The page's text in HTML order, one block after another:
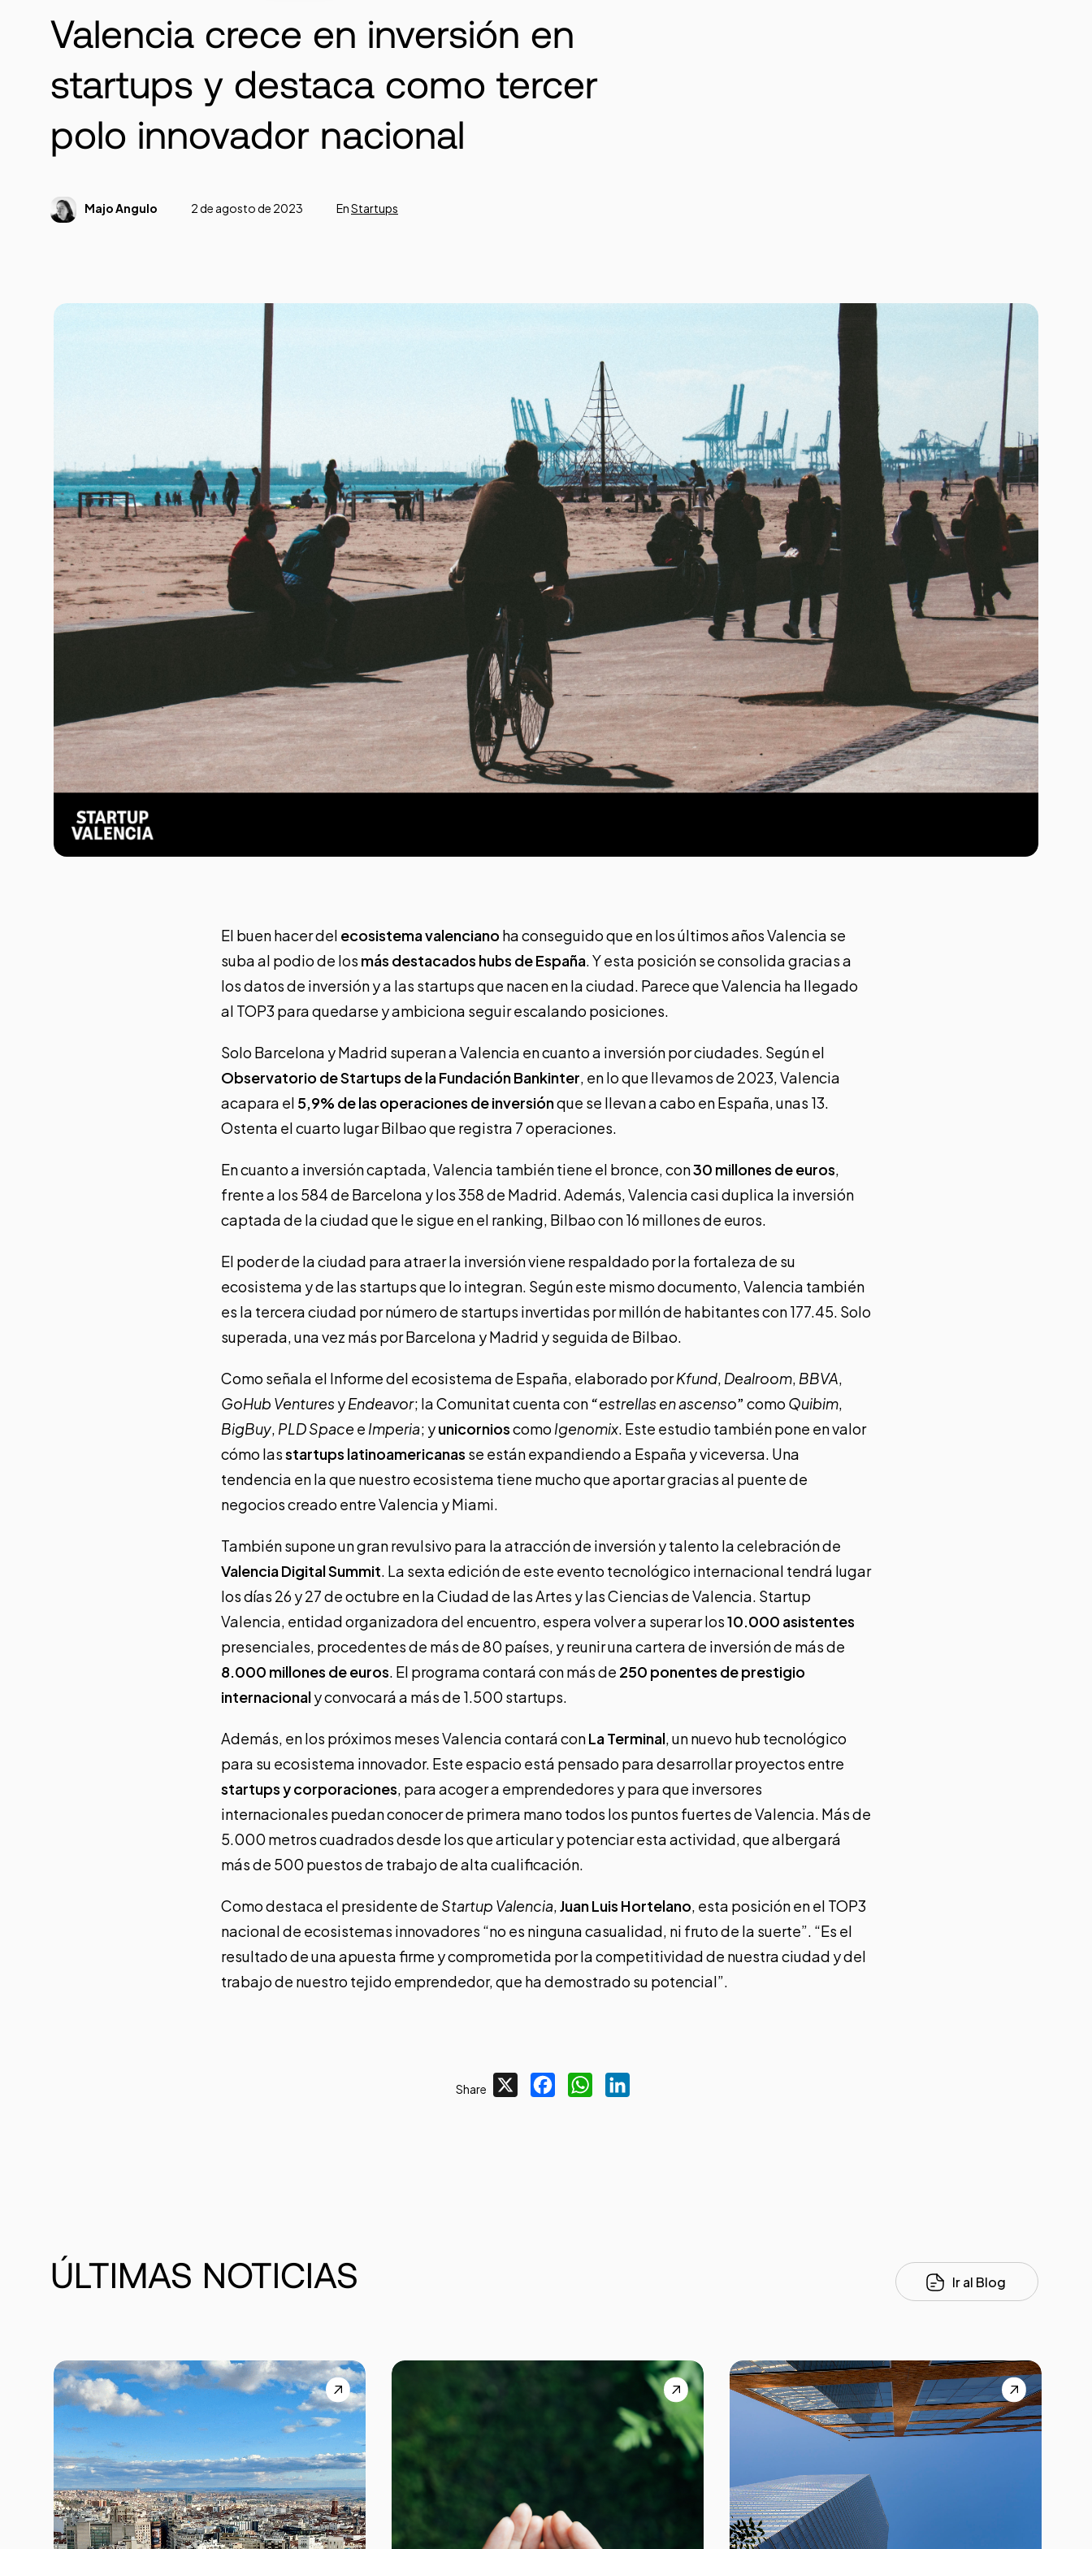
Valencia crece en inversión en
startups y destaca como tercer
polo innovador nacional
Majo Angulo 2 de agosto de 2023 EnStartups
El buen hacer del ecosistema valenciano ha conseguido que en los últimos años Valencia se
suba al podio de los más destacados hubs de España. Y esta posición se consolida gracias a
los datos de inversión y a las startups que nacen en la ciudad. Parece que Valencia ha llegado
al TOP3 para quedarse y ambiciona seguir escalando posiciones.
Solo Barcelona y Madrid superan a Valencia en cuanto a inversión por ciudades. Según el
Observatorio de Startups de la Fundación Bankinter, en lo que llevamos de 2023, Valencia
acapara el 5,9% de las operaciones de inversiónque se llevan a cabo en España, unas 13.
Ostenta el cuarto lugar Bilbao que registra 7 operaciones.
En cuanto a inversión captada, Valencia también tiene el bronce, con30 millones de euros,
frente a los 584 de Barcelona y los 358 de Madrid. Además, Valencia casi duplica la inversión
captada de la ciudad que le sigue en el ranking, Bilbao con 16 millones de euros.
El poder de la ciudad para atraer la inversión viene respaldado por la fortaleza de su
ecosistema y de las startups que lo integran. Según este mismo documento, Valencia también
es la tercera ciudad por número de startups invertidas por millón de habitantes con 177.45. Solo
superada, una vez más por Barcelona y Madrid y seguida de Bilbao.
Como señala el Informe del ecosistema de España, elaborado porKfund, Dealroom, BBVA,
GoHub VenturesyEndeavor; la Comunitat cuenta con “estrellas en ascenso”como Quibim,
BigBuy, PLD Spacee Imperia; yunicornioscomo Igenomix. Este estudio también pone en valor
cómo lasstartups latinoamericanas se están expandiendo a España y viceversa. Una
tendencia en la que nuestro ecosistema tiene mucho que aportar gracias al puente de
negocios creado entre Valencia y Miami.
También supone un gran revulsivo para la atracción de inversión y talento la celebración de
Valencia Digital Summit. La sexta edición de este evento tecnológico internacional tendrá lugar
los días 26 y 27 de octubre en la Ciudad de las Artes y las Ciencias de Valencia. Startup
Valencia, entidad organizadora del encuentro, espera volver a superar los10.000 asistentes
presenciales, procedentes de más de 80 países, y reunir una cartera de inversión de más de
8.000 millones de euros. El programa contará con más de 250 ponentes de prestigio
internacionaly convocará a más de 1.500 startups.
Además, en los próximos meses Valencia contará conLa Terminal,un nuevo hub tecnológico
para su ecosistema innovador. Este espacio está pensado para desarrollar proyectos entre
startups y corporaciones, para acoger a emprendedores y para que inversores
internacionales puedan conocer de primera mano todos los puntos fuertes de Valencia. Más de
5.000 metros cuadrados desde los que articular y potenciar esta actividad, que albergará
más de 500 puestos de trabajo de alta cualificación.
Como destaca el presidente de Startup Valencia,Juan Luis Hortelano, esta posición en el TOP3
nacional de ecosistemas innovadores “no es ninguna casualidad, ni fruto de la suerte”. “Es el
resultado de una apuesta firme y comprometida por la competitividad de nuestra ciudad y del
trabajo de nuestro tejido emprendedor, que ha demostrado su potencial”.
Share FacebookWhatsApp
ÚLTIMAS NOTICIAS Ir al Blog